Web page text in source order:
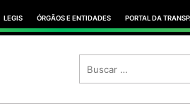
LEGIS ÓRGÃOS E ENTIDADES PORTAL DA
SEARCH